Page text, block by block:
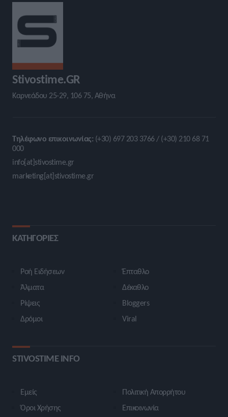
Stivostime.GR
Καρνεάδου 25-29, 106 75, Αθήνα
Τηλέφωνο επικοινωνίας: (+30) 697 203 3766 / (+30) 210 68 71
000
info[at]stivostime.gr
marketing[at]stivostime.gr
ΚΑΤΗΓΟΡΙΕΣ
Ροή Ειδήσεων
Άλματα
Ρίψεις
Δρόμοι
Έπταθλο
Δέκαθλο
Bloggers
Viral
STIVOSTIME INFO
Εμείς
Όροι Χρήσης
Πολιτική Απορρήτου
Επικοινωνία